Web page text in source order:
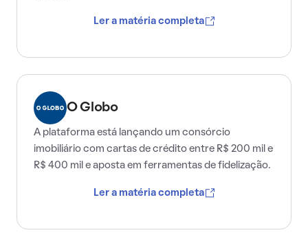
Ler a matéria completa
O Globo
A plataforma está lançando um consórcio
imobiliário com cartas de crédito entre R$ 200 mil e
R$ 400 mil e aposta em ferramentas de fidelização.
Ler a matéria completa